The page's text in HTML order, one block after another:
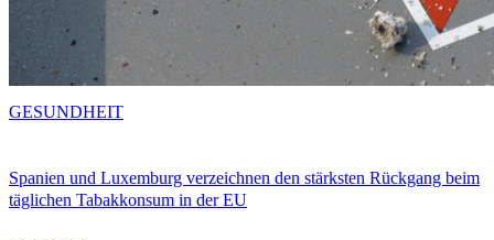
Spanien und Luxemburg verzeichnen den stärksten Rückgang beim
täglichen Tabakkonsum in der EU
GESUNDHEIT